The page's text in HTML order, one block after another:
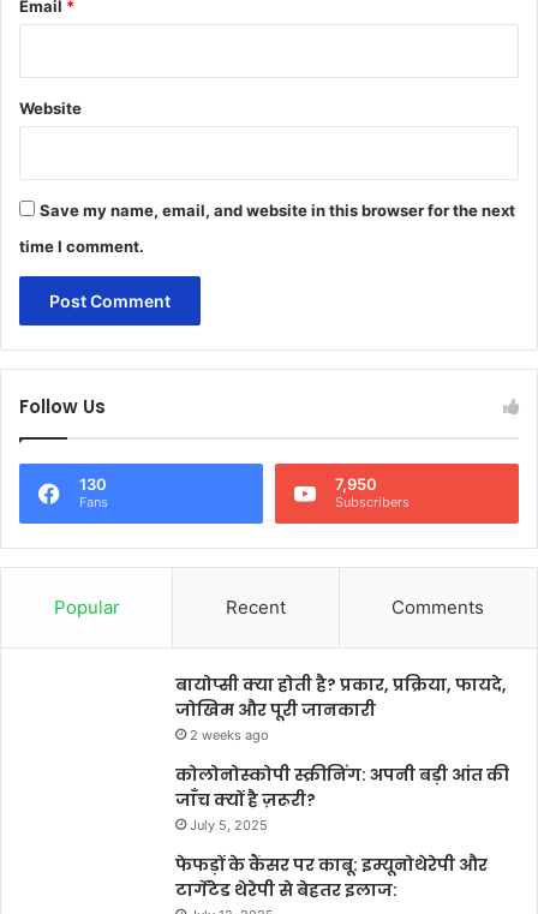
Email *
Website
Save my name, email, and website in this browser for the next
time I comment.
Follow Us
130
Fans
7,950
Subscribers
Popular Recent Comments
बायोप्सी क्या होती है? प्रकार, प्रक्रिया, फायदे,
जोखिम और पूरी जानकारी
2 weeks ago
कोलोनोस्कोपी स्क्रीनिंग: अपनी बड़ी आंत की
जाँच क्यों है ज़रूरी?
July 5, 2025
फेफड़ों के कैंसर पर काबू: इम्यूनोथेरेपी और
टार्गेटेड थेरेपी से बेहतर इलाज: